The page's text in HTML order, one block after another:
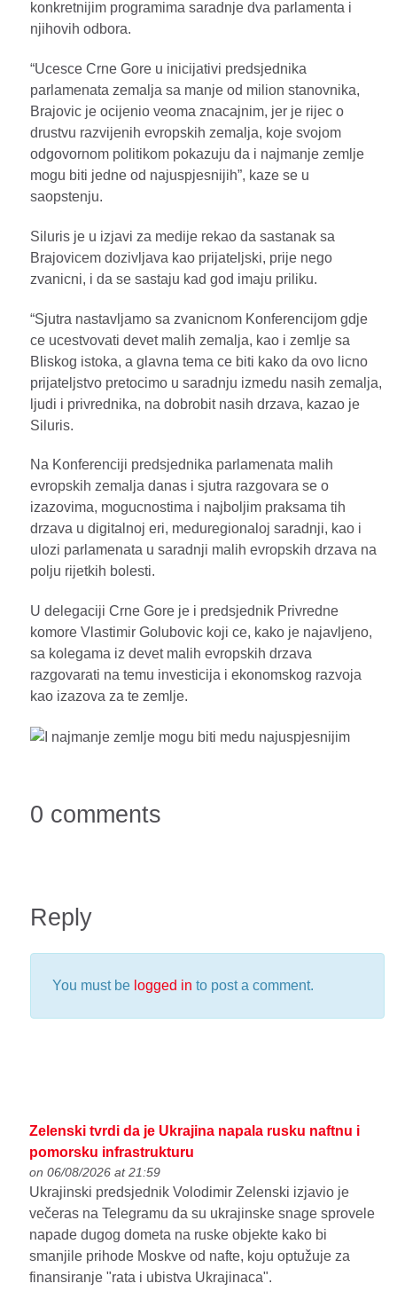
konkretnijim programima saradnje dva parlamenta i
njihovih odbora.
“Ucesce Crne Gore u inicijativi predsjednika
parlamenata zemalja sa manje od milion stanovnika,
Brajovic je ocijenio veoma znacajnim, jer je rijec o
drustvu razvijenih evropskih zemalja, koje svojom
odgovornom politikom pokazuju da i najmanje zemlje
mogu biti jedne od najuspjesnijih”, kaze se u
saopstenju.
Siluris je u izjavi za medije rekao da sastanak sa
Brajovicem dozivljava kao prijateljski, prije nego
zvanicni, i da se sastaju kad god imaju priliku.
“Sjutra nastavljamo sa zvanicnom Konferencijom gdje
ce ucestvovati devet malih zemalja, kao i zemlje sa
Bliskog istoka, a glavna tema ce biti kako da ovo licno
prijateljstvo pretocimo u saradnju izmedu nasih zemalja,
ljudi i privrednika, na dobrobit nasih drzava, kazao je
Siluris.
Na Konferenciji predsjednika parlamenata malih
evropskih zemalja danas i sjutra razgovara se o
izazovima, mogucnostima i najboljim praksama tih
drzava u digitalnoj eri, meduregionaloj saradnji, kao i
ulozi parlamenata u saradnji malih evropskih drzava na
polju rijetkih bolesti.
U delegaciji Crne Gore je i predsjednik Privredne
komore Vlastimir Golubovic koji ce, kako je najavljeno,
sa kolegama iz devet malih evropskih drzava
razgovarati na temu investicija i ekonomskog razvoja
kao izazova za te zemlje.
0 comments
Reply
You must be logged in to post a comment.
Zelenski tvrdi da je Ukrajina napala rusku naftnu i
pomorsku infrastrukturu
on 06/08/2026 at 21:59
Ukrajinski predsjednik Volodimir Zelenski izjavio je
večeras na Telegramu da su ukrajinske snage sprovele
napade dugog dometa na ruske objekte kako bi
smanjile prihode Moskve od nafte, koju optužuje za
finansiranje "rata i ubistva Ukrajinaca".